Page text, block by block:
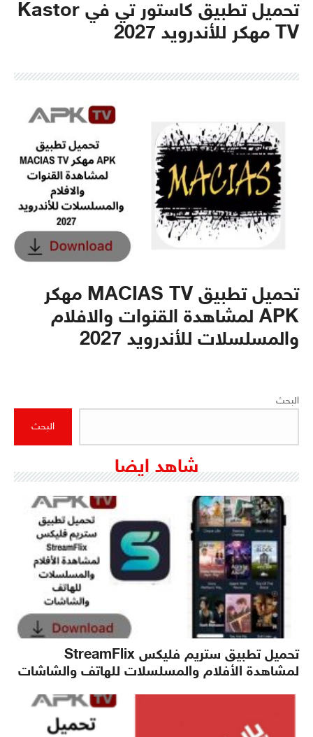
تحميل تطبيق كاستور تي في Kastor
TV مهكر للأندرويد 2027
تحميل تطبيق MACIAS TV مهكر
APK لمشاهدة القنوات والافلام
والمسلسلات للأندرويد 2027
البحث
البحث
شاهد ايضا
تحميل تطبيق ستريم فليكس StreamFlix
لمشاهدة الأفلام والمسلسلات للهاتف والشاشات